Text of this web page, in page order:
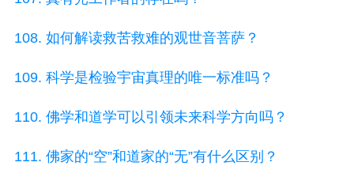
108. 如何解读救苦救难的观世音菩萨？
109. 科学是检验宇宙真理的唯一标准吗？
110. 佛学和道学可以引领未来科学方向吗？
111. 佛家的“空”和道家的“无”有什么区别？